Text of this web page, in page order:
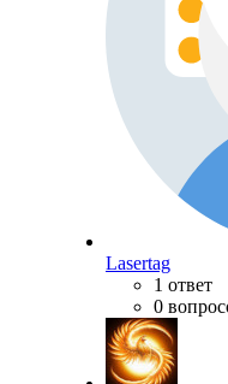
Lasertag
1 ответ
0